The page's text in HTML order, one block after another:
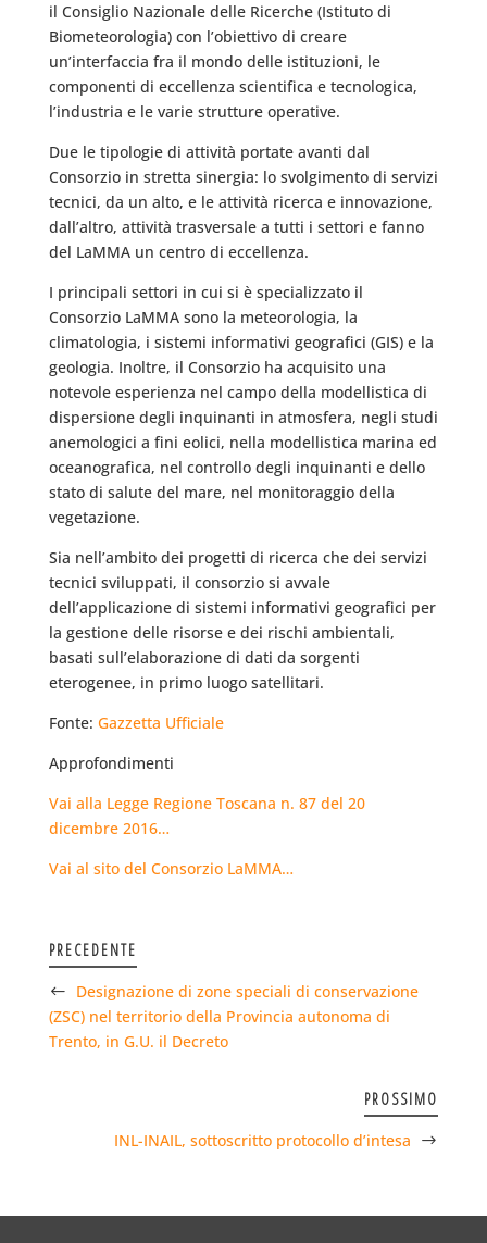
il Consiglio Nazionale delle Ricerche (Istituto di
Biometeorologia) con l’obiettivo di creare
un’interfaccia fra il mondo delle istituzioni, le
componenti di eccellenza scientifica e tecnologica,
l’industria e le varie strutture operative.
Due le tipologie di attività portate avanti dal
Consorzio in stretta sinergia: lo svolgimento di servizi
tecnici, da un alto, e le attività ricerca e innovazione,
dall’altro, attività trasversale a tutti i settori e fanno
del LaMMA un centro di eccellenza.
I principali settori in cui si è specializzato il
Consorzio LaMMA sono la meteorologia, la
climatologia, i sistemi informativi geografici (GIS) e la
geologia. Inoltre, il Consorzio ha acquisito una
notevole esperienza nel campo della modellistica di
dispersione degli inquinanti in atmosfera, negli studi
anemologici a fini eolici, nella modellistica marina ed
oceanografica, nel controllo degli inquinanti e dello
stato di salute del mare, nel monitoraggio della
vegetazione.
Sia nell’ambito dei progetti di ricerca che dei servizi
tecnici sviluppati, il consorzio si avvale
dell’applicazione di sistemi informativi geografici per
la gestione delle risorse e dei rischi ambientali,
basati sull’elaborazione di dati da sorgenti
eterogenee, in primo luogo satellitari.
Fonte: Gazzetta Ufficiale
Approfondimenti
Vai alla Legge Regione Toscana n. 87 del 20
dicembre 2016…
Vai al sito del Consorzio LaMMA…
PRECEDENTE
Designazione di zone speciali di conservazione
(ZSC) nel territorio della Provincia autonoma di
Trento, in G.U. il Decreto
PROSSIMO
INL-INAIL, sottoscritto protocollo d’intesa